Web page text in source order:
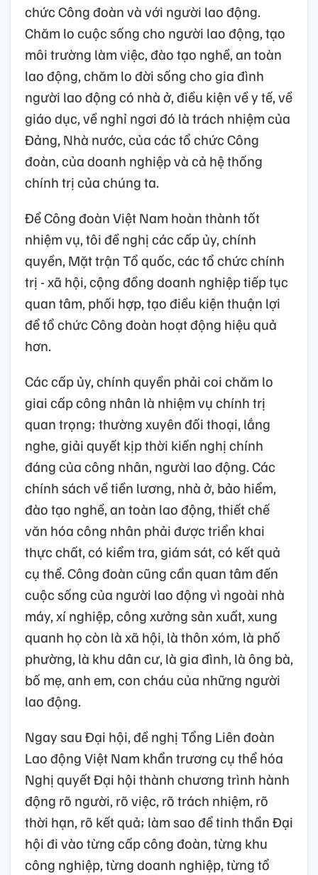
chức Công đoàn và với người lao động.
Chăm lo cuộc sống cho người lao động, tạo
môi trường làm việc, đào tạo nghề, an toàn
lao động, chăm lo đời sống cho gia đình
người lao động có nhà ở, điều kiện về y tế, về
giáo dục, về nghỉ ngơi đó là trách nhiệm của
Đảng, Nhà nước, của các tổ chức Công
đoàn, của doanh nghiệp và cả hệ thống
chính trị của chúng ta.
Để Công đoàn Việt Nam hoàn thành tốt
nhiệm vụ, tôi đề nghị các cấp ủy, chính
quyền, Mặt trận Tổ quốc, các tổ chức chính
trị - xã hội, cộng đồng doanh nghiệp tiếp tục
quan tâm, phối hợp, tạo điều kiện thuận lợi
để tổ chức Công đoàn hoạt động hiệu quả
hơn.
Các cấp ủy, chính quyền phải coi chăm lo
giai cấp công nhân là nhiệm vụ chính trị
quan trọng; thường xuyên đối thoại, lắng
nghe, giải quyết kịp thời kiến nghị chính
đáng của công nhân, người lao động. Các
chính sách về tiền lương, nhà ở, bảo hiểm,
đào tạo nghề, an toàn lao động, thiết chế
văn hóa công nhân phải được triển khai
thực chất, có kiểm tra, giám sát, có kết quả
cụ thể. Công đoàn cũng cần quan tâm đến
cuộc sống của người lao động vì ngoài nhà
máy, xí nghiệp, công xưởng sản xuất, xung
quanh họ còn là xã hội, là thôn xóm, là phố
phường, là khu dân cư, là gia đình, là ông bà,
bố mẹ, anh em, con cháu của những người
lao động.
Ngay sau Đại hội, đề nghị Tổng Liên đoàn
Lao động Việt Nam khẩn trương cụ thể hóa
Nghị quyết Đại hội thành chương trình hành
động rõ người, rõ việc, rõ trách nhiệm, rõ
thời hạn, rõ kết quả; làm sao để tinh thần Đại
hội đi vào từng cấp công đoàn, từng khu
công nghiệp, từng doanh nghiệp, từng tổ